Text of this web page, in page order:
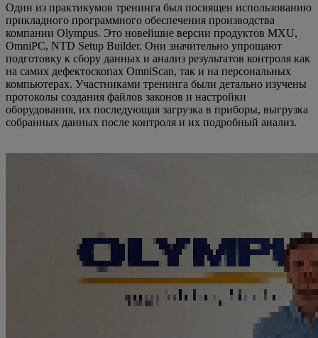
Один из практикумов тренинга был посвящен использованию
прикладного программного обеспечения производства
компании Olympus. Это новейшие версии продуктов MXU,
OmniPC, NTD Setup Builder. Они значительно упрощают
подготовку к сбору данных и анализ результатов контроля как
на самих дефектоскопах OmniScan, так и на персональных
компьютерах. Участниками тренинга были детально изучены
протоколы создания файлов законов и настройки
оборудования, их последующая загрузка в приборы, выгрузка
собранных данных после контроля и их подробный анализ.